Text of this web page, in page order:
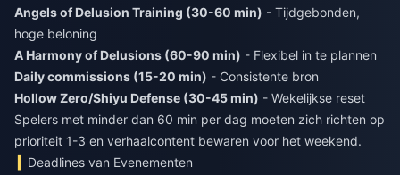
Angels of Delusion Training (30-60 min) - Tijdgebonden,
hoge beloning
A Harmony of Delusions (60-90 min) - Flexibel in te plannen
Daily commissions (15-20 min) - Consistente bron
Hollow Zero/Shiyu Defense (30-45 min) - Wekelijkse reset
Spelers met minder dan 60 min per dag moeten zich richten op
prioriteit 1-3 en verhaalcontent bewaren voor het weekend.
Deadlines van Evenementen